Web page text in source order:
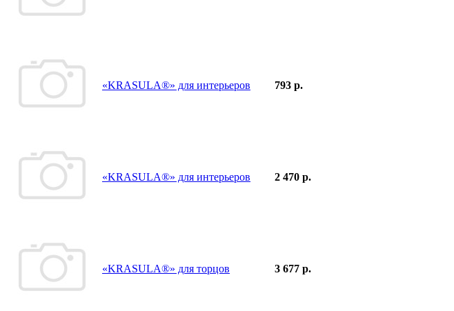
«KRASULA®» для интерьеров 793 р.
«KRASULA®» для интерьеров 2 470 р.
«KRASULA®» для торцов 3 677 р.